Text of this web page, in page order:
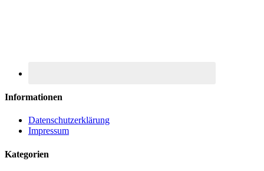
Informationen
Datenschutzerklärung
Impressum
Kategorien